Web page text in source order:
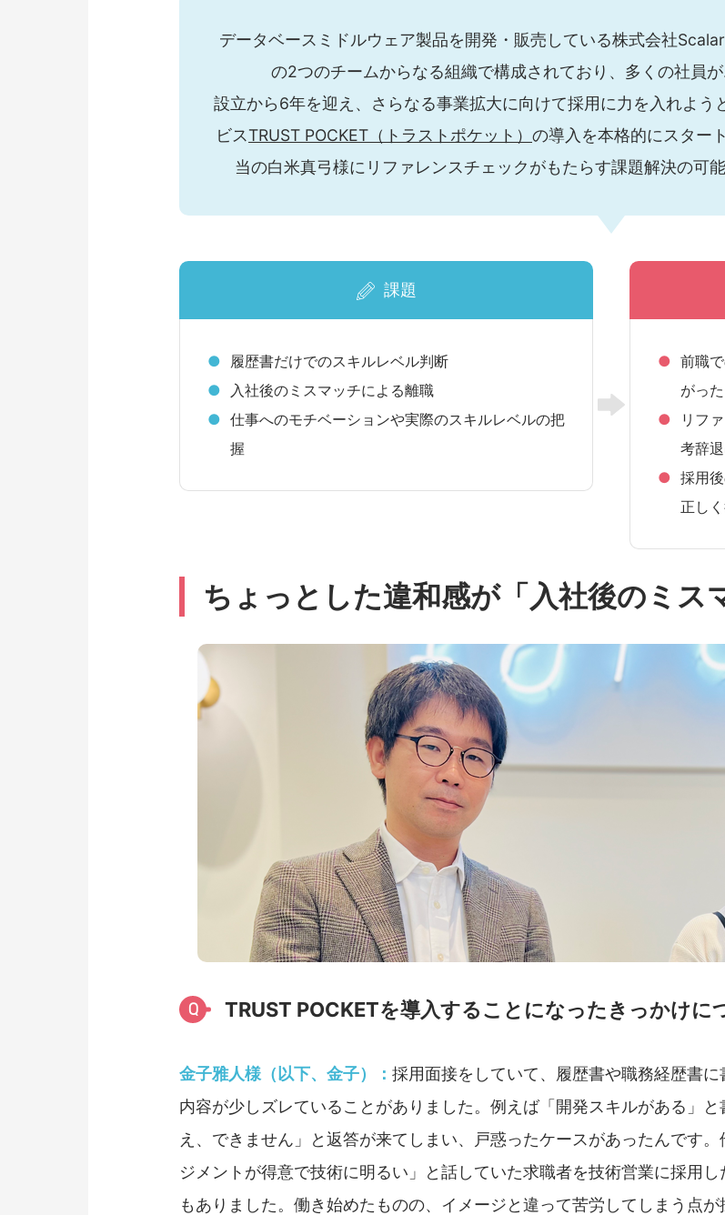
データベースミドルウェア製品を開発・販売している株式会社
の2つのチームからなる組織で構成されており、多くの社員が
設立から6年を迎え、さらなる事業拡大に向けて採用に力を入れよう
ビスTRUST POCKET（トラストポケット） の導入を本格的にスター
当の白米真弓様にリファレンスチェックがもたらす課題解決の可
課題
履歴書だけでのスキルレベル判断
入社後のミスマッチによる離職
仕事へのモチベーションや実際のスキルレベルの把
握
前職
がった
リフ
考辞
採用
正し
ちょっとした違和感が「入社後のミス
Q TRUST POCKETを導入することになったきっかけに
金子雅人様（以下、金子）： 採用面接をしていて、履歴書や職務経歴書
内容が少しズレていることがありました。例えば「開発スキルがある」
え、できません」と返答が来てしまい、戸惑ったケースがあったんです
ジメントが得意で技術に明るい」と話していた求職者を技術営業に採用
もありました。働き始めたものの、イメージと違って苦労してしまう点